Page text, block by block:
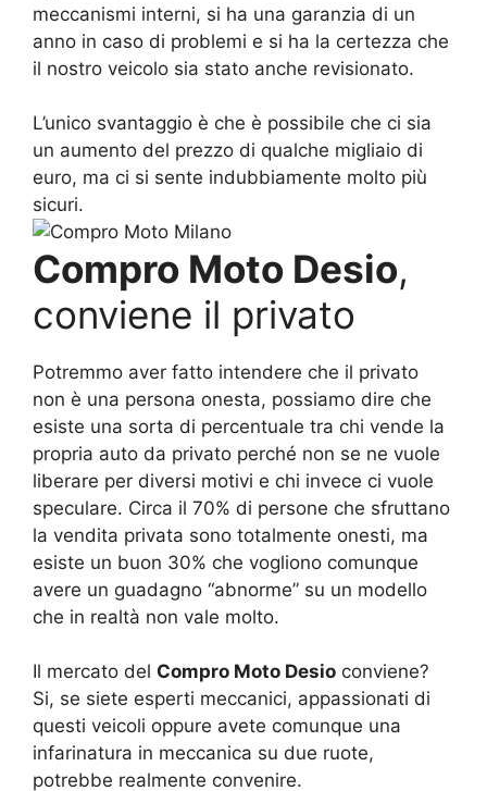
meccanismi interni, si ha una garanzia di un
anno in caso di problemi e si ha la certezza che
il nostro veicolo sia stato anche revisionato.
L’unico svantaggio è che è possibile che ci sia
un aumento del prezzo di qualche migliaio di
euro, ma ci si sente indubbiamente molto più
sicuri.
Compro Moto Desio,
conviene il privato
Potremmo aver fatto intendere che il privato
non è una persona onesta, possiamo dire che
esiste una sorta di percentuale tra chi vende la
propria auto da privato perché non se ne vuole
liberare per diversi motivi e chi invece ci vuole
speculare. Circa il 70% di persone che sfruttano
la vendita privata sono totalmente onesti, ma
esiste un buon 30% che vogliono comunque
avere un guadagno “abnorme” su un modello
che in realtà non vale molto.
Il mercato del Compro Moto Desio conviene?
Si, se siete esperti meccanici, appassionati di
questi veicoli oppure avete comunque una
infarinatura in meccanica su due ruote,
potrebbe realmente convenire.